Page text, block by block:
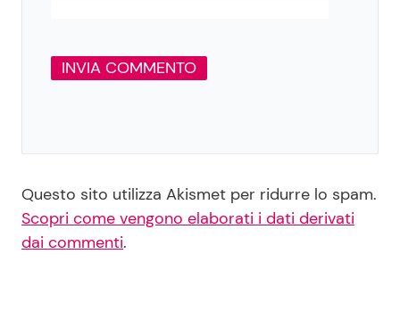
Questo sito utilizza Akismet per ridurre lo spam.
Scopri come vengono elaborati i dati derivati
dai commenti.